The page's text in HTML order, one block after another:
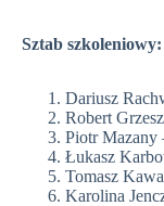
Sztab szkoleniowy:
Dariusz
Robert
Piotr Mazany
Łukasz
Tomasz
Karolina